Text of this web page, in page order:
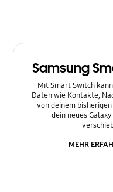
Sperre
Ton
Samsung
Mit Smart Switch
Daten wie Kontakte,
von deinem
dein neues
MEHR